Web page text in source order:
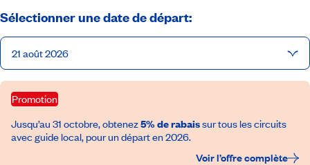
Sélectionner une date de départ:
21 août 2026
Promotion
Jusqu’au 31 octobre, obtenez5% de rabaissur tous les circuits
avec guide local, pour un départ en 2026.
Voir l’offre complète